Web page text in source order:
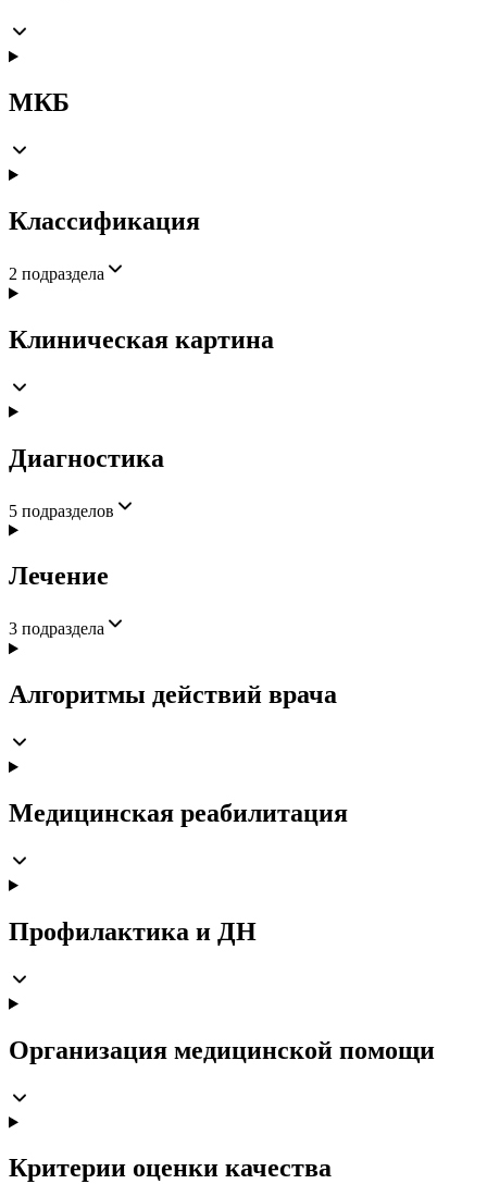
МКБ
Классификация
2 подраздела
Клиническая картина
Диагностика
5 подразделов
Лечение
3 подраздела
Алгоритмы действий врача
Медицинская реабилитация
Профилактика и ДН
Организация медицинской помощи
Критерии оценки качества